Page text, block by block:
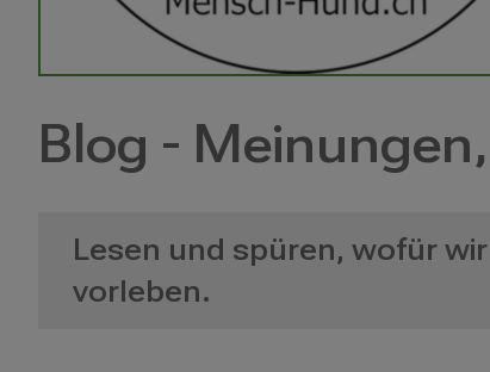
Blog -
Lesen und spüren, wofür
vorleben.